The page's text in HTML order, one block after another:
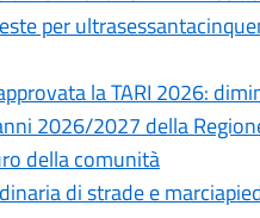
per
la TARI 2026:
2026/2027 della
della comunità
di strade e